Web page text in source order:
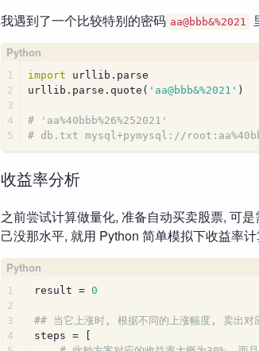
我遇到了一个比较特别的密码 aa@bbb&%2021
1
2
3
4
5
import urllib.parse
urllib.parse.quote( 'aa@bbb&%2021' )
# 'aa%40bbb%26%252021'
# db.txt mysql+pymysql://
收益率分析
之前尝试计算做量化, 准备自动买卖股票, 可
己没那水平, 就用 Python 简单模拟下收益率
1
2
3
4
result = 0
## 当它上涨时, 根据不同的上涨幅度, 卖出对
steps = [